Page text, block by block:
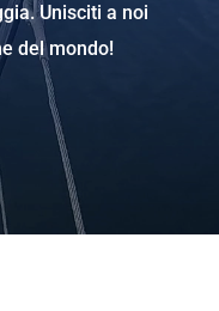
Unisciti a noi
del mondo!